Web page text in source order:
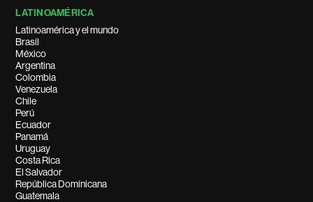
LATINOAMÉRICA
Latinoamérica y el mundo
Brasil
México
Argentina
Colombia
Venezuela
Chile
Perú
Ecuador
Panamá
Uruguay
Costa Rica
El Salvador
República Dominicana
Guatemala